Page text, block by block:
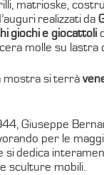
matrioske,
realizzati da
giochi e giocattoli
molle su lastra
mostra si terrà
Giuseppe
per le
si dedica
sculture mobili.